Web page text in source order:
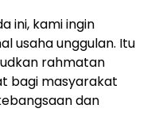
ini, kami ingin
usaha unggulan. Itu
rahmatan
bagi masyarakat
dan